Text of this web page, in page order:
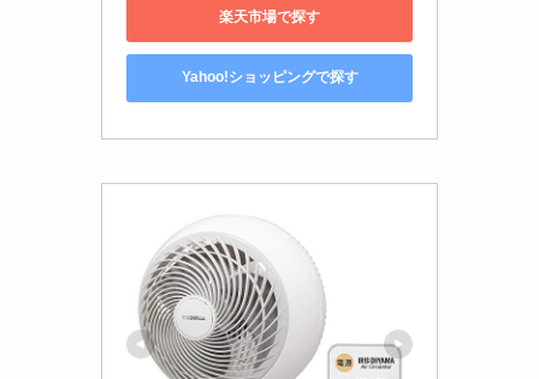
楽天市場で探す
Yahoo!ショッピングで探す